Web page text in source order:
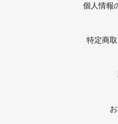
個人情報
特定商